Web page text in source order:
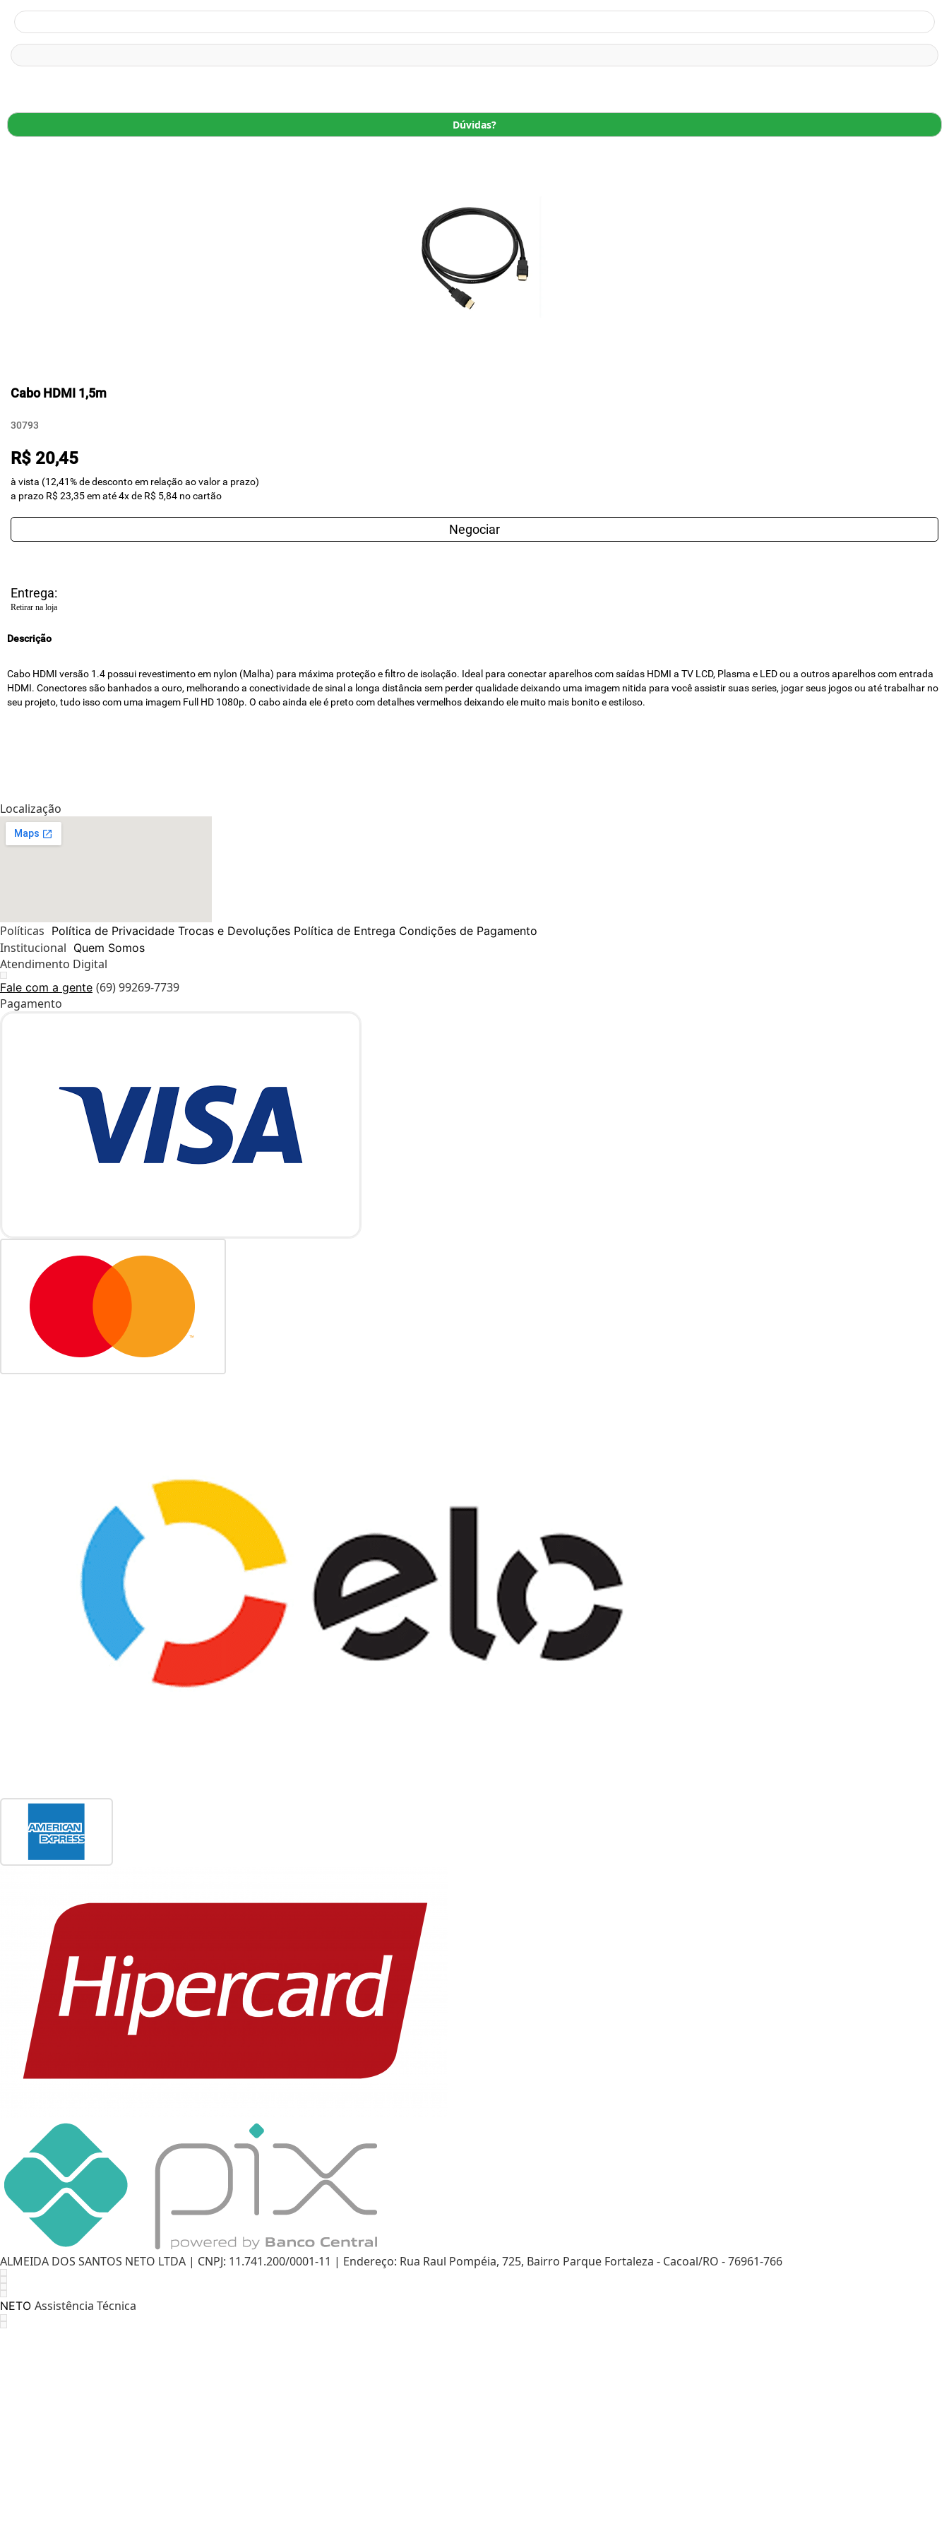
Dúvidas?
Cabo HDMI 1,5m
30793
R$ 20,45
à vista (12,41% de desconto em relação ao valor a prazo)
a prazo R$ 23,35 em até 4x de R$ 5,84 no cartão
Negociar
Entrega:
Retirar na loja
Descrição
Cabo HDMI versão 1.4 possui revestimento em nylon (Malha) para máxima proteção e filtro de isolação. Ideal para conectar aparelhos com saídas HDMI a TV LCD, Plasma e LED ou a outros aparelhos com entrada
HDMI. Conectores são banhados a ouro, melhorando a conectividade de sinal a longa distância sem perder qualidade deixando uma imagem nitida para você assistir suas series, jogar seus jogos ou até trabalhar no
seu projeto, tudo isso com uma imagem Full HD 1080p. O cabo ainda ele é preto com detalhes vermelhos deixando ele muito mais bonito e estiloso.
Localização
Políticas Política de Privacidade Trocas e Devoluções Política de Entrega Condições de Pagamento
Institucional Quem Somos
Atendimento Digital
Fale com a gente (69) 99269-7739
Pagamento
ALMEIDA DOS SANTOS NETO LTDA | CNPJ: 11.741.200/0001-11 | Endereço: Rua Raul Pompéia, 725, Bairro Parque Fortaleza - Cacoal/RO - 76961-766
NETO Assistência Técnica